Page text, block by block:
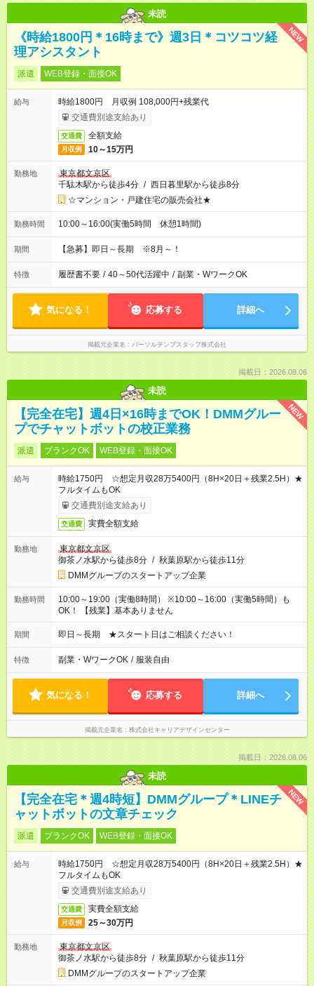
未読
NEW
《時給1800円＊16時まで》週3日＊コツコツ経
理アシスタント
派遣 WEB登録・面接OK
給与
時給1800円 月収例 108,000円+残業代
交通費別途支給あり
交通費 全額支給
月収例 10～15万円
勤務地
東京都文京区
千駄木駅から徒歩4分 / 西日暮里駅から徒歩8分
☆マンション・戸建住宅の販売会社★
勤務時間 10:00～16:00(実働5時間 休憩1時間)
期間 【急募】即日～長期 ※8月～！
特徴 履歴書不要 / 40～50代活躍中 / 副業・WワークOK
気になる！ 応募する 詳細へ
掲載元企業名 パーソルテンプスタッフ株式会社
掲載日：2026.08.06
未読
NEW
【完全在宅】週4日×16時までOK！DMMグルー
プでチャットボットの校正業務
派遣 ブランクOK WEB登録・面接OK
給与
時給1750円 ☆想定月収28万5400円（8H×20日＋残業2.5H）★
フルタイムもOK
交通費別途支給あり
交通費 実費全額支給
勤務地
東京都文京区
御茶ノ水駅から徒歩8分 / 秋葉原駅から徒歩11分
DMMグループのスタートアップ企業
勤務時間
10:00～19:00（実働8時間） ※10:00～16:00（実働5時間）も
OK！ 【残業】基本ありません
期間 即日～長期 ★スタート日はご相談ください！
特徴 副業・WワークOK / 服装自由
気になる！ 応募する 詳細へ
掲載元企業名 株式会社キャリアデザインセンター
掲載日：2026.08.06
未読
NEW
【完全在宅＊週4時短】DMMグループ＊LINEチ
ャットボットの文章チェック
派遣 ブランクOK WEB登録・面接OK
給与
時給1750円 ☆想定月収28万5400円（8H×20日＋残業2.5H）★
フルタイムもOK
交通費別途支給あり
交通費 実費全額支給
月収例 25～30万円
勤務地
東京都文京区
御茶ノ水駅から徒歩8分 / 秋葉原駅から徒歩11分
DMMグループのスタートアップ企業